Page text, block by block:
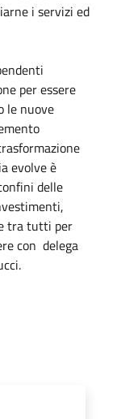
i servizi ed
per essere
le nuove
evolve è
delle
tra tutti per
con delega